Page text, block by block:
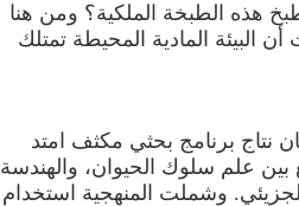
هذه الطبخة الملكية؟ ومن هنا
المادية المحيطة تمتلك
نتاج برنامج بحثي مكثف امتد
بين علم سلوك الحيوان، والهندسة
الجزيئي. وشملت المنهجية استخدام